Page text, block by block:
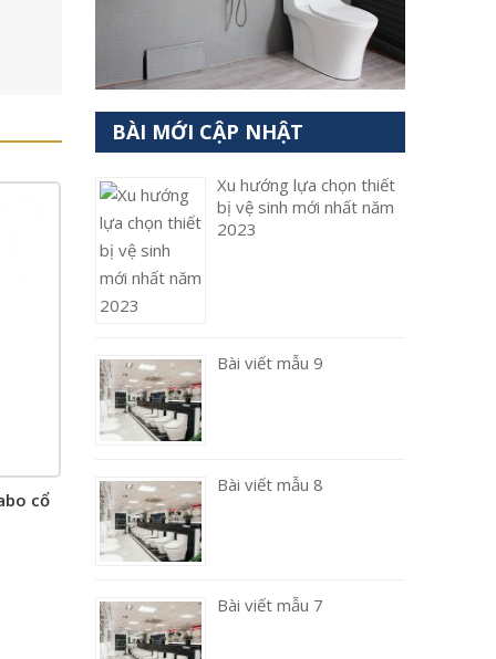
cổ
BÀI MỚI CẬP NHẬT
Xu hướng lựa chọn thiết
bị vệ sinh mới nhất năm
2023
Bài viết mẫu 9
Bài viết mẫu 8
Bài viết mẫu 7